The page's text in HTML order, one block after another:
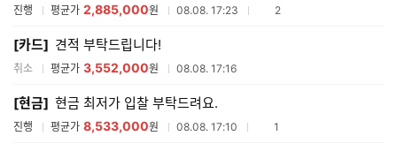
진행 평균가 2,885,000원 08.08. 17:23 참여업체수
2
[카드] 견적 부탁드립니다!
취소 평균가 3,552,000원 08.08. 17:16
[현금] 현금 최저가 입찰 부탁드려요.
진행 평균가 8,533,000원 08.08. 17:10 참여업체수
1